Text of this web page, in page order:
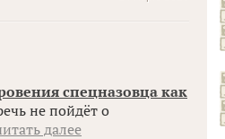
спецназовца как
не пойдёт о
далее